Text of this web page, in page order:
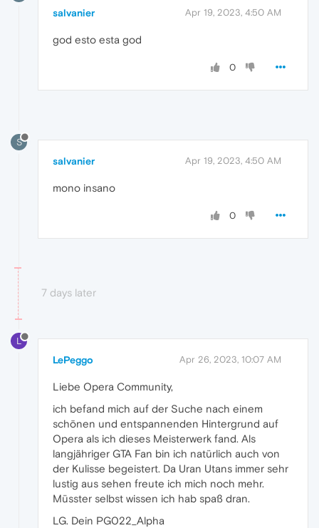
salvanier Apr 19, 2023, 4:50 AM
god esto esta god
0
S
salvanier Apr 19, 2023, 4:50 AM
mono insano
0
7 days later
L
LePeggo Apr 26, 2023, 10:07 AM
Liebe Opera Community,
ich befand mich auf der Suche nach einem
schönen und entspannenden Hintergrund auf
Opera als ich dieses Meisterwerk fand. Als
langjähriger GTA Fan bin ich natürlich auch von
der Kulisse begeistert. Da Uran Utans immer sehr
lustig aus sehen freute ich mich noch mehr.
Müsster selbst wissen ich hab spaß dran.
LG. Dein PG022_Alpha